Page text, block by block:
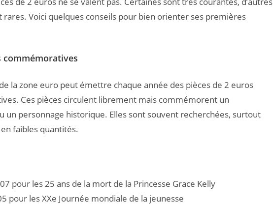
Voici quelques conseils pour bien orienter ses premières
commémoratives
la zone euro peut émettre chaque année des pièces de 2 euros
Ces pièces circulent librement mais commémorent un
un personnage historique. Elles sont souvent recherchées, surtout
faibles quantités.
pour les 25 ans de la mort de la Princesse Grace Kelly
pour les XXe Journée mondiale de la jeunesse